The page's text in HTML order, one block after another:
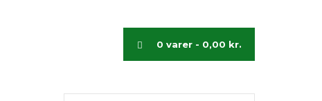
0 varer - 0,00 kr.